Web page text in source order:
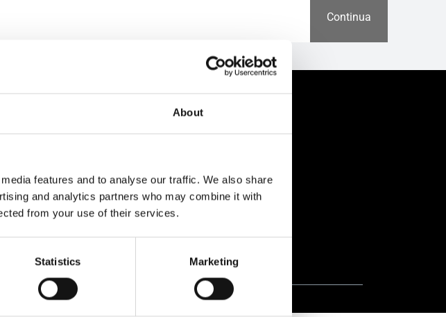
About
features and to analyse our traffic. We also share
and analytics partners who may combine it with
from your use of their services.
Statistics Marketing
Continua
nostri clienti